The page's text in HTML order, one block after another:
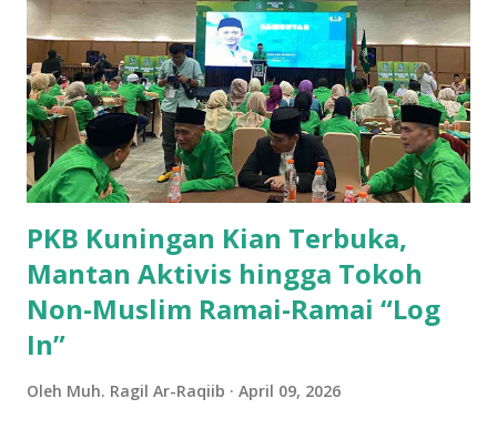
wadah penting dalam proses pengambilan keputusan yang
berdampak langsung pada arah dan pertumbuhan
perusahaan ke depan. Tujuh agenda utama telah disusun
untuk dibahas dan diputuskan dalam RUPST kali ini.
Agenda-agenda tersebut disusun berdasarkan peraturan
perundang-undangan, usulan pemegang saham utama,
serta kepentingan strategis korporasi dalam men...
PKB Kuningan Kian Terbuka,
Mantan Aktivis hingga Tokoh
Non-Muslim Ramai-Ramai “Log
In”
Oleh Muh. Ragil Ar-Raqiib April 09, 2026